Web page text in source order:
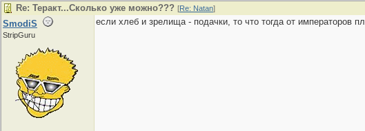
Re: Теракт...Сколько уже можно??? [Re: Natan]
SmodiS
StripGuru
если хлеб и зрелища - подачки, то что тогда от императоров